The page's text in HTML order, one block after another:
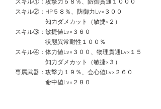
スキル①：攻撃力５８％、防御貫通１０００
スキル②：HP５８％、防御力Lv×３００
知力ダメカット（敏捷×２）
スキル③：敏捷値Lv×３６０
状態異常耐性１００％
スキル④：体力値Lv×３００、物理貫通Lv×１５
知力ダメカット（敏捷×３）
専属武器：攻撃力１９％、会心値Lv×２６０
命中値Lv×２８０